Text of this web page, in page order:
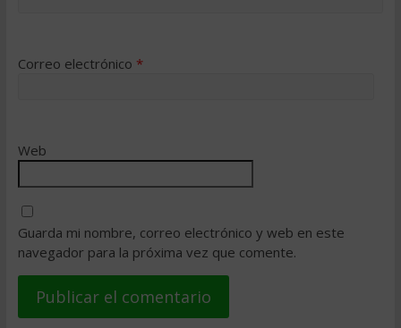
Correo electrónico *
Web
Guarda mi nombre, correo electrónico y web en este
navegador para la próxima vez que comente.